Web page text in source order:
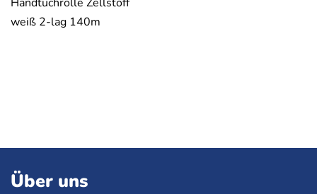
weiß 2-lag 140m
Über uns